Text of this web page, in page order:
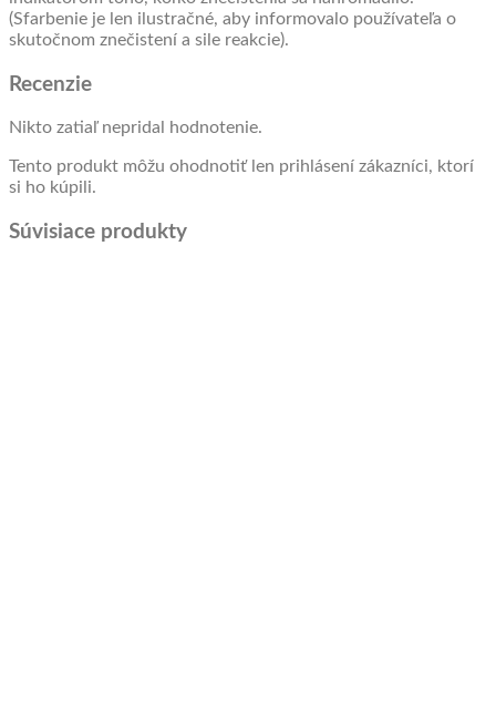
(Sfarbenie je len ilustračné, aby informovalo používateľa o
skutočnom znečistení a sile reakcie).
Recenzie
Nikto zatiaľ nepridal hodnotenie.
Tento produkt môžu ohodnotiť len prihlásení zákazníci, ktorí
si ho kúpili.
Súvisiace produkty